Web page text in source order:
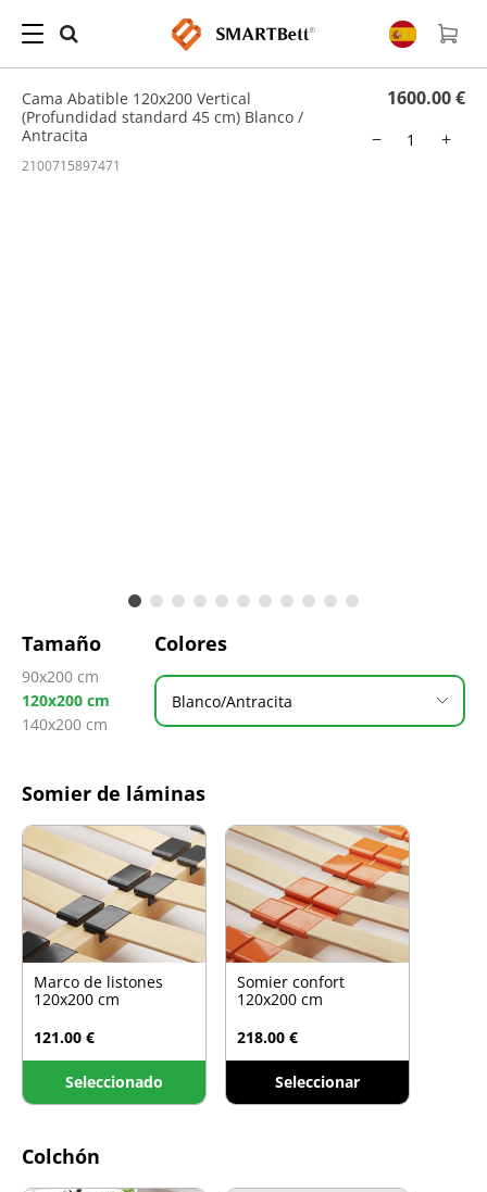
Hogar Cama Abatible
/ Cama Abatible 120x200 Vertical (Profundidad standard 45
Cama Abatible 120x200 Vertical
(Profundidad standard 45 cm) Blanco /
Antracita
1600.00 €
−
+
2100715897471
Tamaño
90x200 cm
120x200 cm
140x200 cm
Colores
Blanco/Antracita
Somier de láminas
Marco de listones
120x200 cm
121.00 €
Seleccionado
Somier confort
120x200 cm
218.00 €
Seleccionar
Colchón